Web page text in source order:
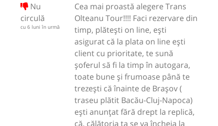
Nu
circulă
cu 6 luni în urmă
Cea mai proastă alegere Trans
Olteanu Tour!!!! Faci rezervare din
timp, plătești on line, ești
asigurat că la plata on line ești
client cu prioritate, te sună
șoferul să fi la timp în autogara,
toate bune și frumoase până te
trezești că înainte de Brașov (
traseu plătit Bacău-Cluj-Napoca)
ești anunțat fără drept la replică,
că, călătoria ta se va încheia la